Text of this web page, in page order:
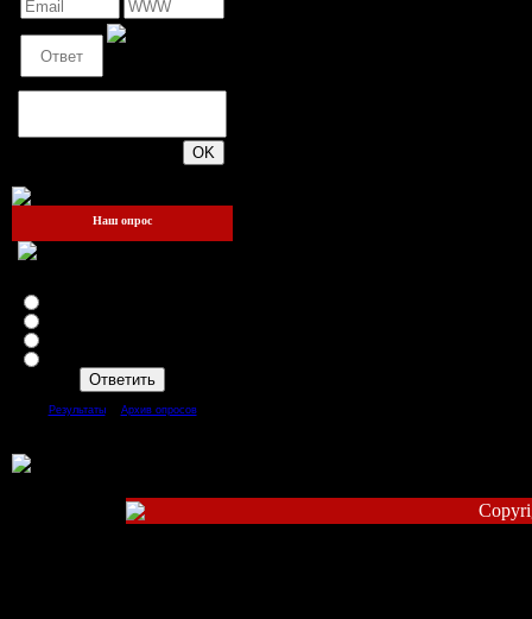
Наш опрос
Результаты· Архив опросов]